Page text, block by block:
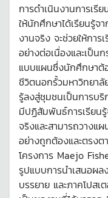
การดำเนินงานการเรี
ให้นักศึกษาได้เรียนรู้จ
งานจริง จะช่วยให้กา
อย่างต่อเนื่องและเป็น
แบบแผนซึ่งนักศึกษาต้อ
ชีวิตนอกรั้วมหาวิทยา
รู้ลงสู่ชุมชนเป็นการบริ
มีปฏิสัมพันธ์การเรียน
จริงและสามารถวางแ
อย่างถูกต้องและตรงต
โครงการ Maejo
รูปแบบการนำเสนอผ
บรรยาย และภาคโปสเ